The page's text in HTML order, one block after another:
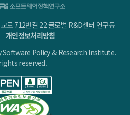
로 712번길 22 글로벌 R&D센터 연구동
개인정보처리방침
Policy & Research Institute.
reserved.